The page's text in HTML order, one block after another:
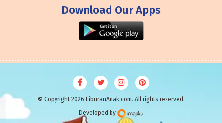
Download Our Apps
© Copyright 2026 LiburanAnak.com. All rights reserved.
Developed by